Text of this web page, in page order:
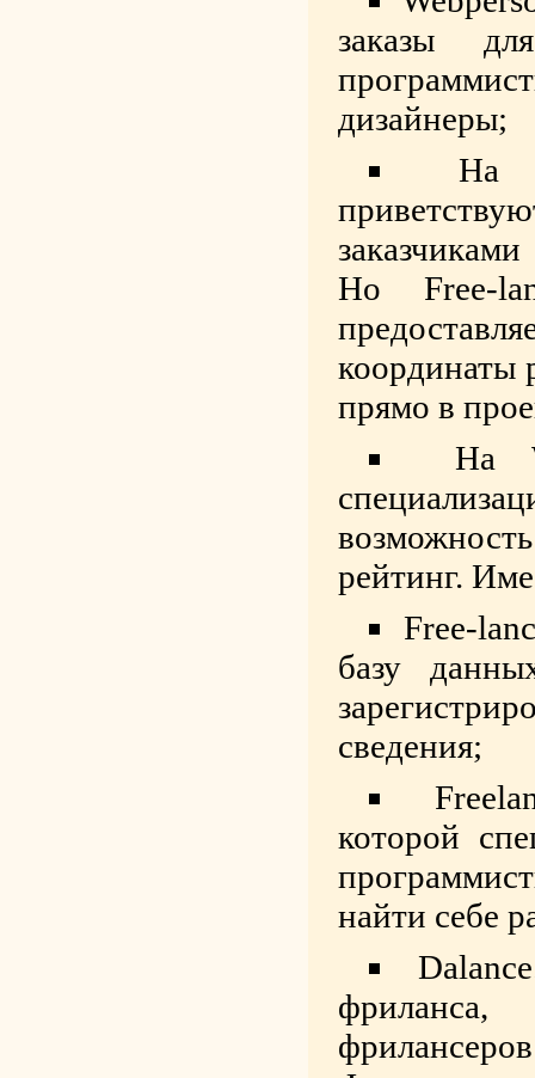
заказы
дизайнеры;
На
Но Free-
координаты
прямо в
На
рейтинг.
Free-
базу
сведения;
которой
найти себе